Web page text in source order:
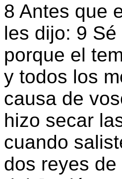
8 Antes que
les dijo: 9
porque el
y todos los
causa de
hizo secar
cuando
dos reyes